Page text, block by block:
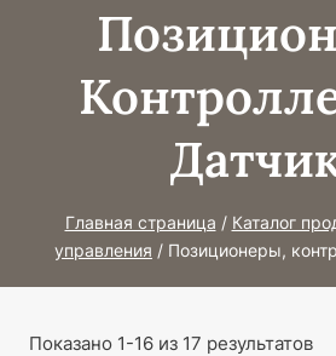
Главная страница / Каталог
управления / Позиционеры,
Показано 1-16 из 17 результатов